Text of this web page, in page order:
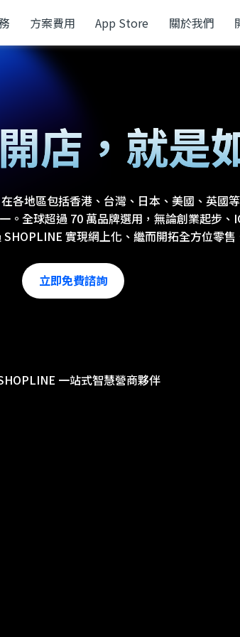
方案費用 App Store 關於我們
店， 就是
各地區包括香港、台灣、日本、美國、英國
全球超過 70 萬品牌選用，無論創業起步、
實現網上化、繼而開拓全方位零售
立即免費諮詢